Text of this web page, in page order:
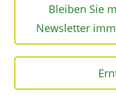
Bleiben Sie
Newsletter